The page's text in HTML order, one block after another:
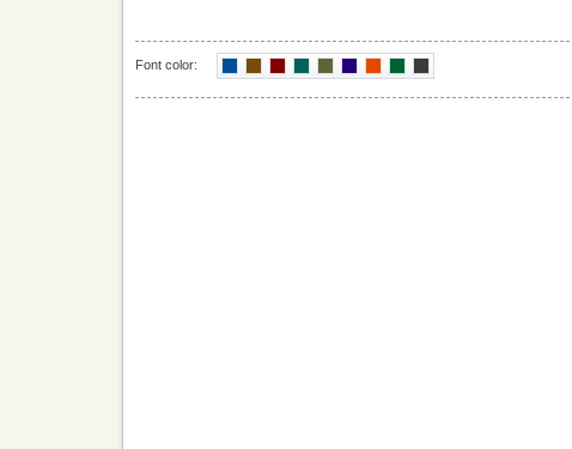
Font color: